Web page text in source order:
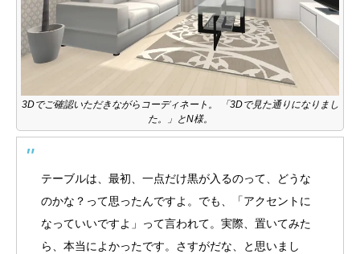
3Dでご確認いただきながらコーディネート。 「3Dで見た通りになりまし
た。」とN様。
テーブルは、最初、一点だけ黒が入るのって、どうな
のかな？って思ったんですよ。でも、「アクセントに
なっていいですよ」って言われて。実際、置いてみた
ら、本当によかったです。さすがだな、と思いまし